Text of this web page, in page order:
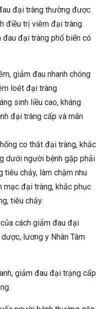
đại tràng thường được
điều trị viêm đại tràng.
đại tràng phổ biến có
giảm đau nhanh chóng
loét đại tràng
sinh liều cao, kháng
đại tràng cấp và mãn
co thắt đại tràng, khắc
dưới người bệnh gặp phải
tiêu chảy, làm chậm nhu
mạc đại tràng, khắc phục
tiêu chảy.
cách giảm đau đại
lương y Nhân Tâm
giảm đau đại trạng cấp